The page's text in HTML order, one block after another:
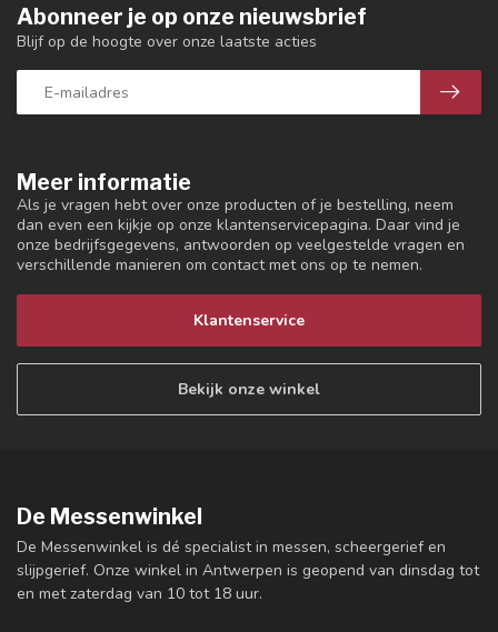
Meer informatie
Als je vragen hebt over onze producten of je bestelling, neem
dan even een kijkje op onze klantenservicepagina. Daar vind je
onze bedrijfsgegevens, antwoorden op veelgestelde vragen en
verschillende manieren om contact met ons op te nemen.
Klantenservice
Bekijk onze winkel
Abonneer je op onze nieuwsbrief
Blijf op de hoogte over onze laatste acties
De Messenwinkel
De Messenwinkel is dé specialist in messen, scheergerief en
slijpgerief. Onze winkel in Antwerpen is geopend van dinsdag tot
en met zaterdag van 10 tot 18 uur.